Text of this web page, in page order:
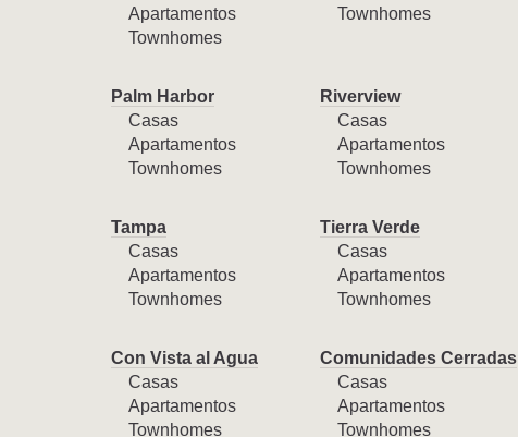
Apartamentos
Townhomes
Townhomes
Palm Harbor
Casas
Apartamentos
Townhomes
Riverview
Casas
Apartamentos
Townhomes
Tampa
Casas
Apartamentos
Townhomes
Tierra Verde
Casas
Apartamentos
Townhomes
Con Vista al Agua
Casas
Apartamentos
Townhomes
Comunidades Cerradas
Casas
Apartamentos
Townhomes